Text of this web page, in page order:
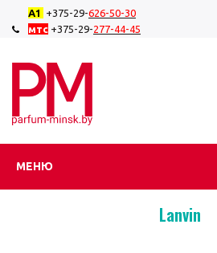
А1 +375-29-626-50-30
мтс +375-29-277-44-45
МЕНЮ
Lanvin